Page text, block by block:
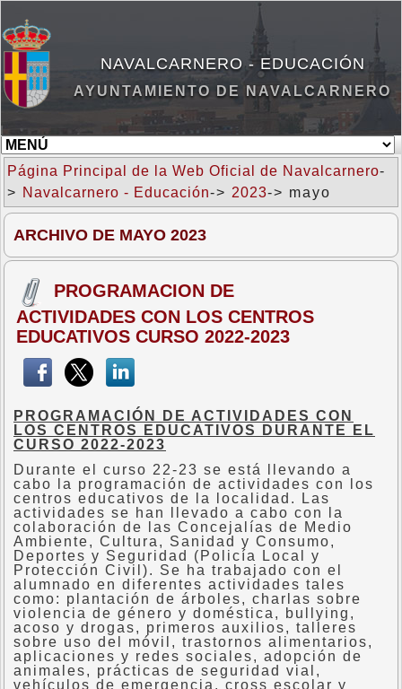
NAVALCARNERO - EDUCACIÓN
AYUNTAMIENTO DE NAVALCARNERO
Página Principal de la Web Oficial de Navalcarnero-
> Navalcarnero - Educación-> 2023-> mayo
ARCHIVO DE MAYO 2023
PROGRAMACION DE
ACTIVIDADES CON LOS CENTROS
EDUCATIVOS CURSO 2022-2023
PROGRAMACIÓN DE ACTIVIDADES CON
LOS CENTROS EDUCATIVOS DURANTE EL
CURSO 2022-2023
Durante el curso 22-23 se está llevando a
cabo la programación de actividades con los
centros educativos de la localidad. Las
actividades se han llevado a cabo con la
colaboración de las Concejalías de Medio
Ambiente, Cultura, Sanidad y Consumo,
Deportes y Seguridad (Policía Local y
Protección Civil). Se ha trabajado con el
alumnado en diferentes actividades tales
como: plantación de árboles, charlas sobre
violencia de género y doméstica, bullying,
acoso y drogas, primeros auxilios, talleres
sobre uso del móvil, trastornos alimentarios,
aplicaciones y redes sociales, adopción de
animales, prácticas de seguridad vial,
vehículos de emergencia, cross escolar y